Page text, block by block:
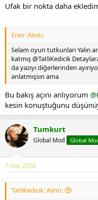
Ufak bir nokta daha
Eren' Alıntı:
Selam oyun tutkunları Yalın
katmış @TatliKedicik
da yazıyı diğerlerinden
anlatmışsın ama
Bu bakış açını anlıyorum
kesin konuştuğunu
Tumkurt
Global Mod Global
7 Haz 2026
TatliKedicik' Alıntı: